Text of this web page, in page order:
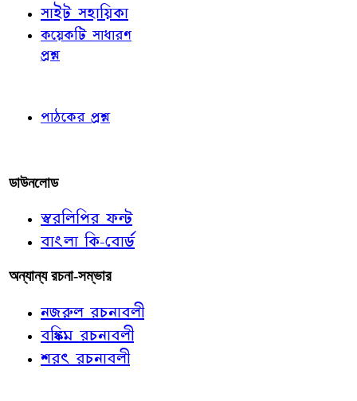
সাইট সহায়িকা
কয়েকটি সাধারণ
প্রশ্ন
পাঠকের প্রশ্ন
ডাউনলোড
স্বরলিপির ফন্ট
বাংলা কি-বোর্ড
অন্যান্য রচনা-সম্ভার
নজরুল রচনাবলী
বঙ্কিম রচনাবলী
শরৎ রচনাবলী